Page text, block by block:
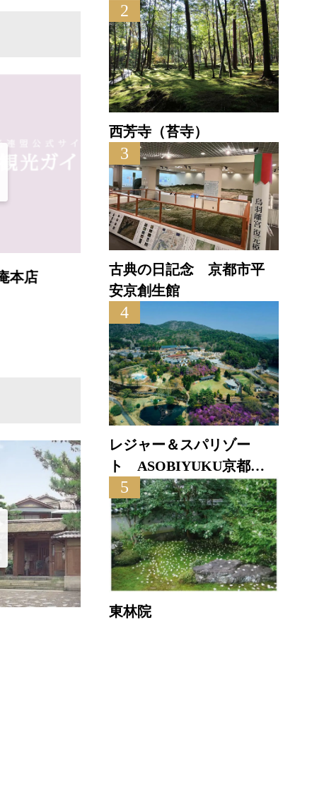
六盛
2
西芳寺（苔寺）
3
古典の日記念 京都市平
安京創生館
4
レジャー＆スパリゾー
ト ASOBIYUKU京都る
り渓温泉
5
東林院